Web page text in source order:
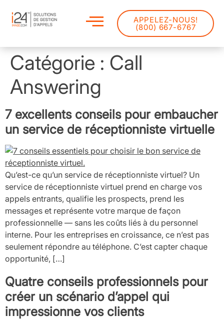
APPELEZ-NOUS!
(800) 667-6767
Catégorie : Call
Answering
7 excellents conseils pour embaucher
un service de réceptionniste virtuelle
Qu’est-ce qu’un service de réceptionniste virtuel? Un
service de réceptionniste virtuel prend en charge vos
appels entrants, qualifie les prospects, prend les
messages et représente votre marque de façon
professionnelle — sans les coûts liés à du personnel
interne. Pour les entreprises en croissance, ce n’est pas
seulement répondre au téléphone. C’est capter chaque
opportunité, […]
Quatre conseils professionnels pour
créer un scénario d’appel qui
impressionne vos clients